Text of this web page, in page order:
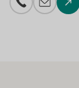
E-Mail-